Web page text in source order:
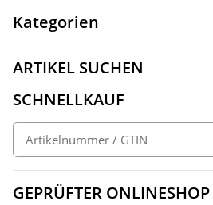
Kategorien
ARTIKEL SUCHEN
SCHNELLKAUF
GEPRÜFTER ONLINESHOP